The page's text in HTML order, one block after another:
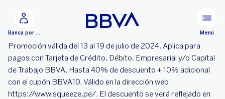
Banca por Internet Menú
Promoción válida del 13 al 19 de julio de 2024. Aplica para
pagos con Tarjeta de Crédito, Débito, Empresarial y/o Capital
de Trabajo BBVA. Hasta 40% de descuento + 10% adicional
con el cupón BBVA10. Válido en la dirección web
https://www.squeeze.pe/. El descuento se verá reflejado en